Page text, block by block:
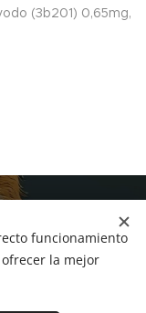
(3b201) 0,65mg,
funcionamiento
la mejor